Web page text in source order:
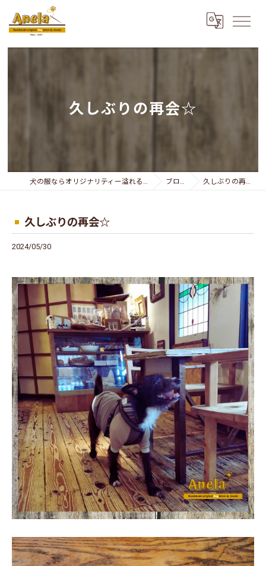
久しぶりの再会☆
犬の服ならオリジナリティー溢れるAnela ブログ 久しぶりの再会☆
久しぶりの再会☆
2024/05/30